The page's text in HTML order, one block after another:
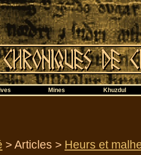
Mines Khuzdul
> Articles > Heurs et